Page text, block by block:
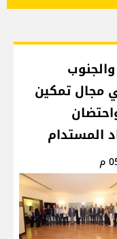
مجال تمكين
المستدام